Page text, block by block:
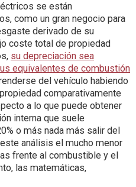
se están
como un gran negocio para
derivado de su
coste total de propiedad
su depreciación sea
equivalentes de combustión
del vehículo habiendo
comparativamente
a lo que puede obtener
interna que suele
o más nada más salir del
análisis el mucho menor
frente al combustible y el
las matemáticas,